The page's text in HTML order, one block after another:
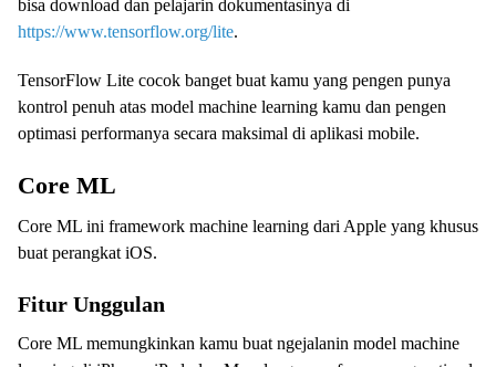
bisa download dan pelajarin dokumentasinya di
https://www.tensorflow.org/lite.
TensorFlow Lite cocok banget buat kamu yang pengen punya
kontrol penuh atas model machine learning kamu dan pengen
optimasi performanya secara maksimal di aplikasi mobile.
Core ML
Core ML ini framework machine learning dari Apple yang khusus
buat perangkat iOS.
Fitur Unggulan
Core ML memungkinkan kamu buat ngejalanin model machine